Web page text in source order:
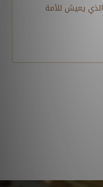
الذي يعيش للأمة